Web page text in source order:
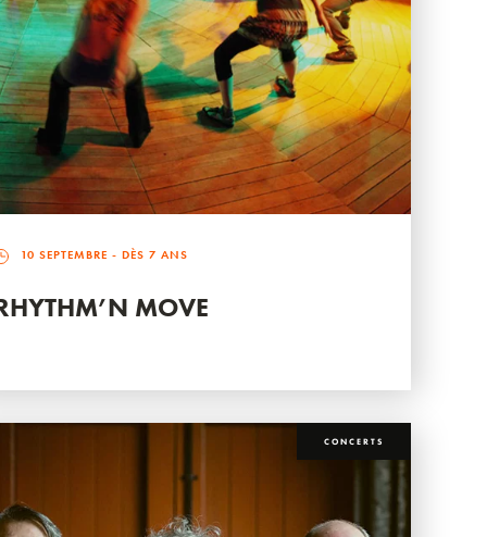
10 SEPTEMBRE - DÈS 7 ANS
MOVE
CONCERTS